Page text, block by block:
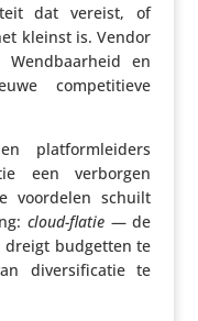
dat vereist, of
kleinst is. Vendor
en
compe­ti­tieve
plat­form­lei­ders
een verborgen
voordelen schuilt
cloud-flatie— de
budgetten te
diver­si­fi­catie te